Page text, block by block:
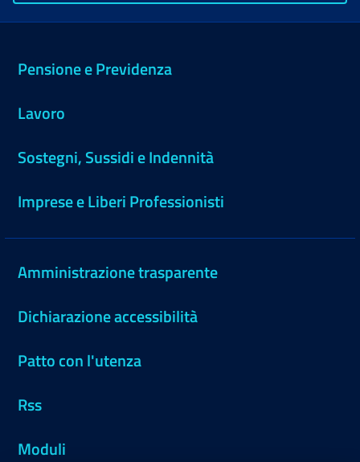
Pensione e Previdenza
Lavoro
Sostegni, Sussidi e Indennità
Imprese e Liberi Professionisti
Amministrazione trasparente
Dichiarazione accessibilità
Patto con l'utenza
Rss
Moduli